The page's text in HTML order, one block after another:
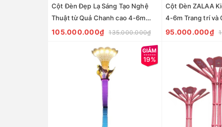
Cột Đèn Đẹp Lạ Sáng Tạo Nghệ
Thuật từ Quả Chanh cao 4-6m
Trang trí và Chiếu sáng cho Công
thương mại | LED Simulator Light
105.000.000₫ 135.000.000₫
Cột Đèn ZALAA
4-6m Trang trí và
Công viên, Cảnh
95.000.000₫
19%